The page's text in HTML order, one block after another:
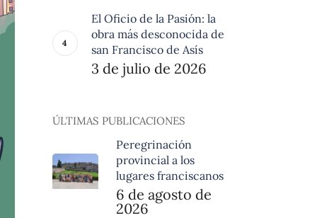
El Oficio de la Pasión: la
obra más desconocida de
san Francisco de Asís
3 de julio de 2026
ÚLTIMAS PUBLICACIONES
Peregrinación
provincial a los
lugares franciscanos
6 de agosto de
2026